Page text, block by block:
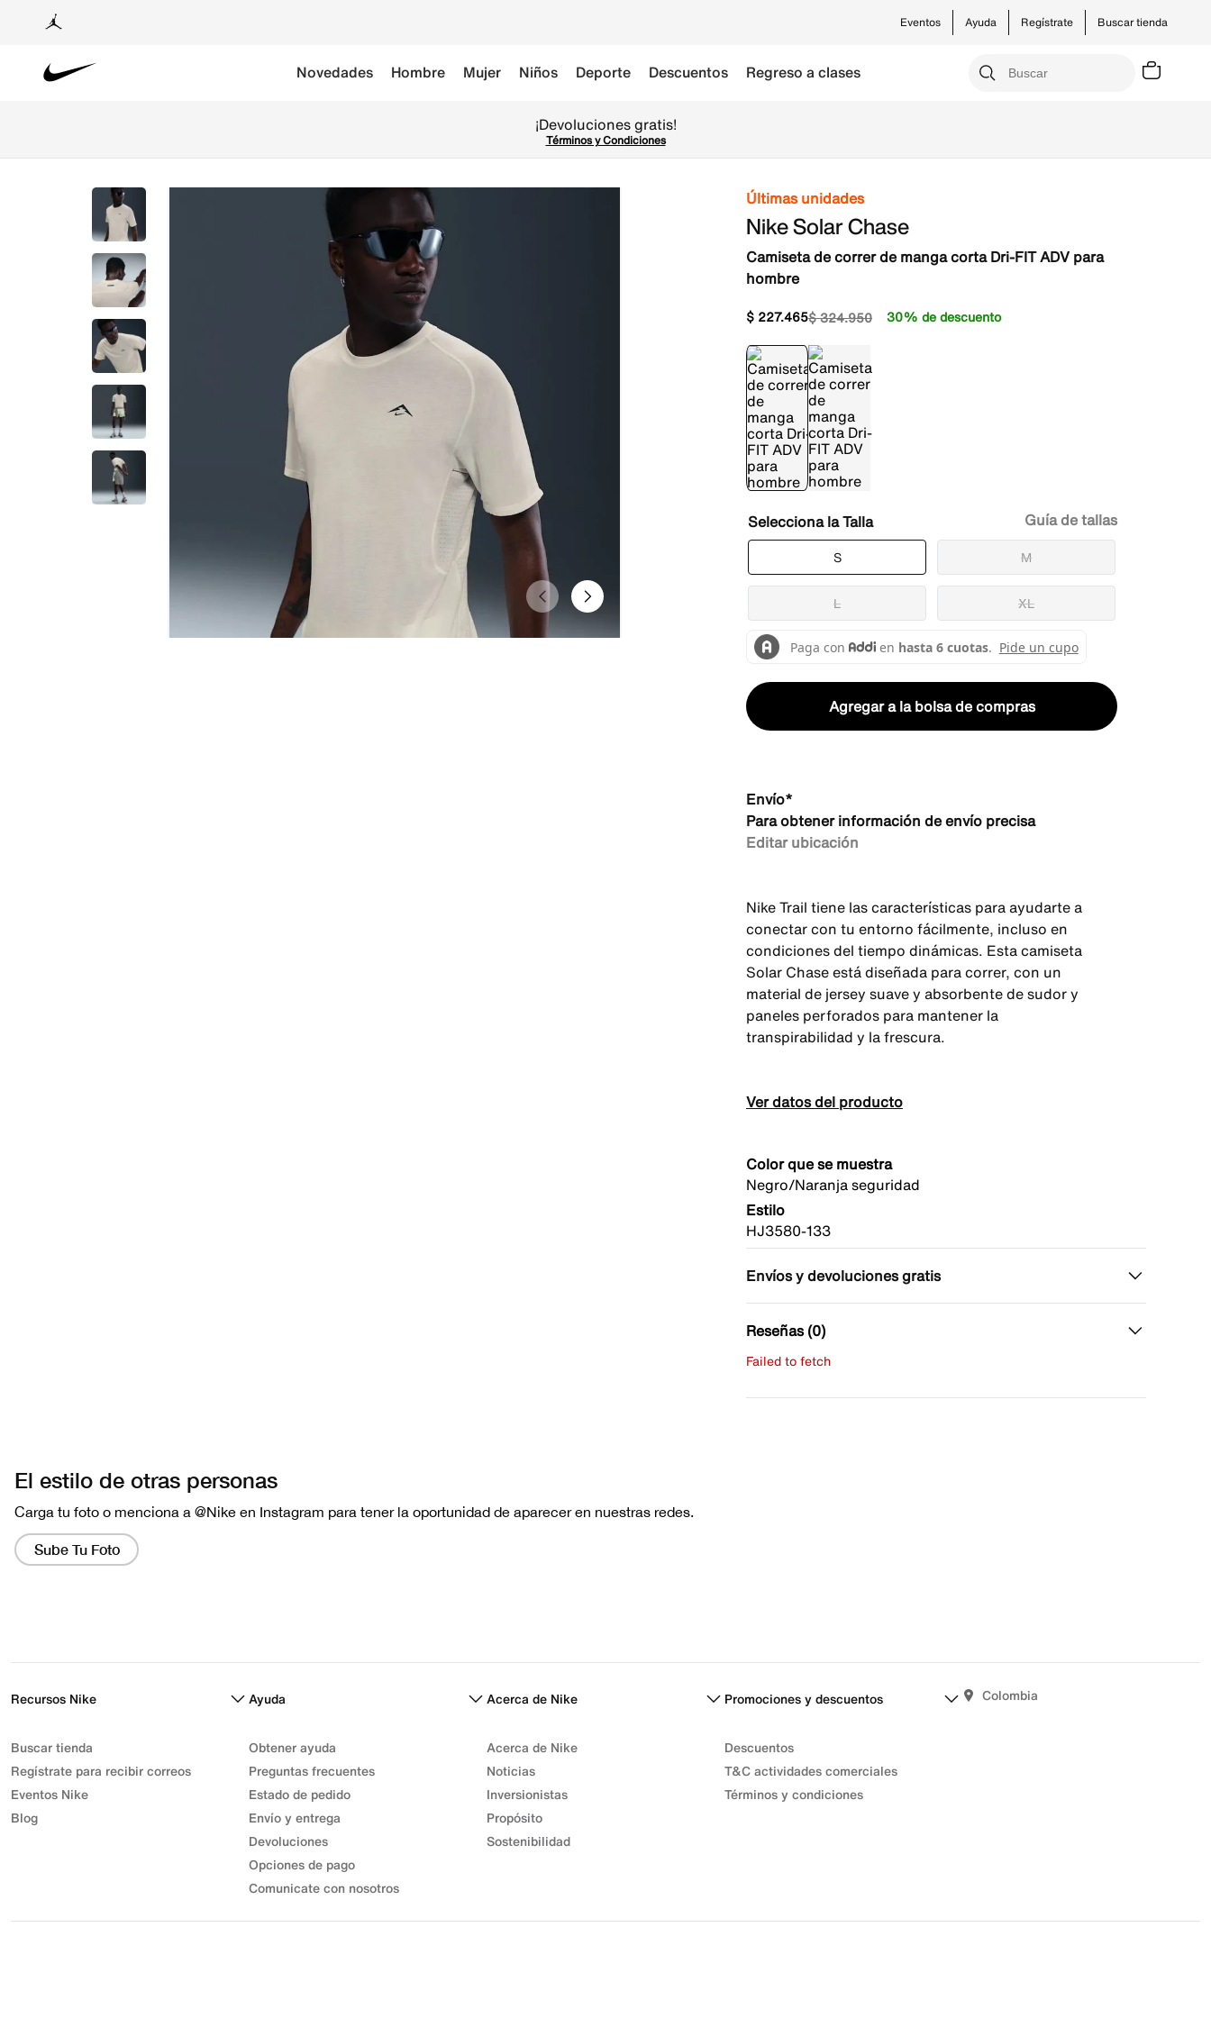
Buscar tienda
Ayuda Regístrate
Eventos
Novedades Hombre Mujer Niños Deporte Descuentos Regreso a clases
¡Devoluciones gratis!
Términos y Condiciones
Últimas unidades
Nike Solar Chase
Camiseta de correr de manga corta Dri-FIT ADV para
hombre
$324.950
$ 227.465 30% de descuento
Talla
S M
L XL
Guía de tallas
Agregar a la bolsa de compras
Envío*
Para obtener información de envío precisa
Editar ubicación
Nike Trail tiene las características para ayudarte a
conectar con tu entorno fácilmente, incluso en
condiciones del tiempo dinámicas. Esta camiseta
Solar Chase está diseñada para correr, con un
material de jersey suave y absorbente de sudor y
paneles perforados para mantener la
transpirabilidad y la frescura.
Ver datos del producto
Color que se muestra
Negro/Naranja seguridad
Estilo
HJ3580-133
Envíos y devoluciones gratis
Reseñas (0)
Failed to fetch
Recursos Nike
Buscar tienda
Regístrate para recibir correos
Eventos Nike
Blog
Ayuda
Obtener ayuda
Preguntas frecuentes
Estado de pedido
Envío y entrega
Devoluciones
Opciones de pago
Comunicate con nosotros
Acerca de Nike
Acerca de Nike
Noticias
Inversionistas
Propósito
Sostenibilidad
Promociones y descuentos
Descuentos
T&C actividades comerciales
Términos y condiciones
Colombia